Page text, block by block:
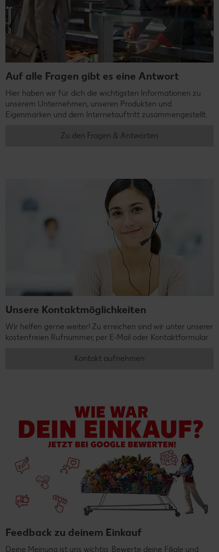
Auf alle Fragen gibt es eine Antwort
Hier haben wir für dich die wichtigsten Informationen zu
unserem Unternehmen, unseren Produkten und
Eigenmarken und dem Internetauftritt zusammengestellt.
Zu den Fragen & Antworten
Unsere Kontaktmöglichkeiten
Wir helfen gerne weiter! Zu erreichen sind wir unter unserer
kostenfreien Rufnummer, per E-Mail oder Kontaktformular.
Kontakt aufnehmen
Feedback zu deinem Einkauf
Deine Meinung ist uns wichtig. Bewerte deine Filiale und